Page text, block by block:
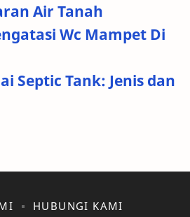
Air Tanah
Wc Mampet Di
Septic Tank: Jenis dan
HUBUNGI KAMI